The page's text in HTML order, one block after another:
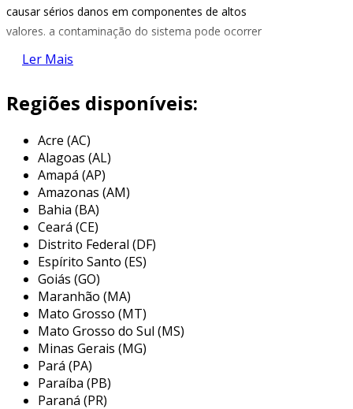
causar sérios danos em componentes de altos
valores. a contaminação do sistema pode ocorrer
manutenção, por agentes externos através de hastes
vazamentos. a vista disso, a presença de
para maior eficiência do sistema hidráulico, devem ser
utilizados três tipos de filtros, cada um com sua
função e característica específicas. filtros de pressão
são instalados após a bomba e sua função é proteger
o componente principal do sistema de pressão, tais
como servo-válvulas, rolamentos e atuadores.
também protegem o sistema todo da contaminação
gerada pelo desgaste de componentes da bomba.
filtros de retorno são o último componente pelo qual
passa o fluido antes de entrar no reservatório. são
instalados entre o componente principal e o
reservatório e são projetados para capturar
Ler Mais
Regiões disponíveis:
Acre (AC)
Alagoas (AL)
Amapá (AP)
Amazonas (AM)
Bahia (BA)
Ceará (CE)
Distrito Federal (DF)
Espírito Santo (ES)
Goiás (GO)
Maranhão (MA)
Mato Grosso (MT)
Mato Grosso do Sul (MS)
Minas Gerais (MG)
Pará (PA)
Paraíba (PB)
Paraná (PR)